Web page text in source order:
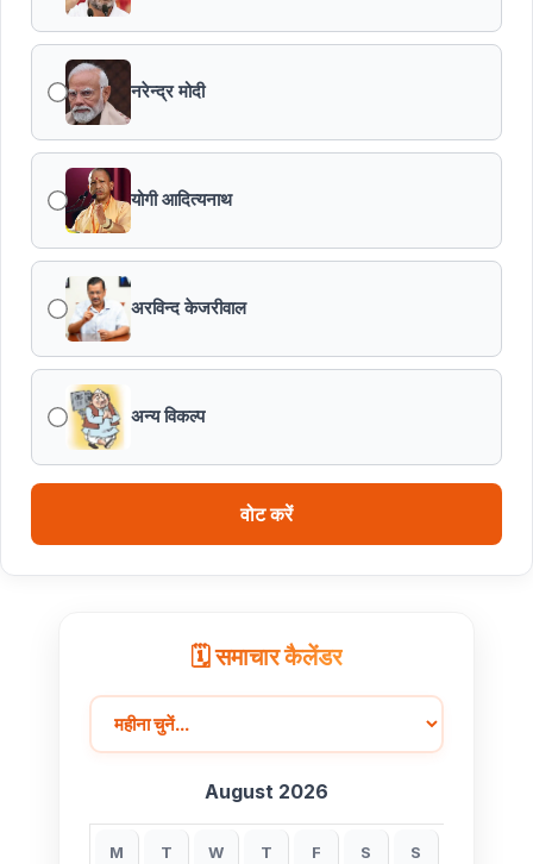
नरेन्द्र मोदी
योगी आदित्यनाथ
अरविन्द केजरीवाल
अन्य विकल्प
वोट करें
🗓️ समाचार कैलेंडर
August 2026
M T W T F S S